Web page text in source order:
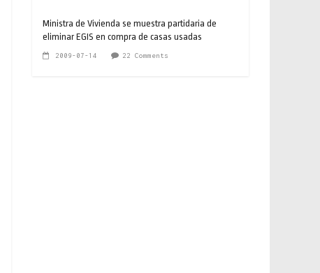
Ministra de Vivienda se muestra partidaria de
eliminar EGIS en compra de casas usadas
2009-07-14 22 Comments